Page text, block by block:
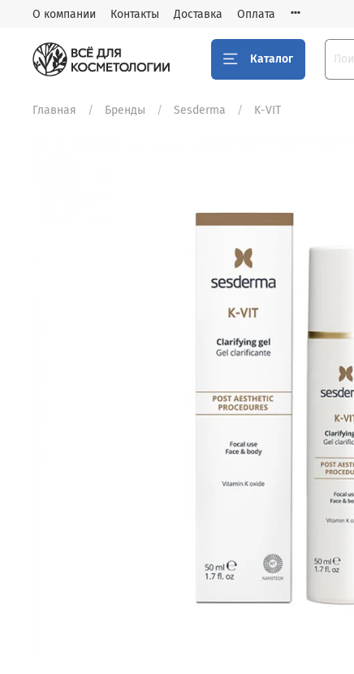
О компании Контакты Доставка Оплата
Каталог
Главная Бренды Sesderma K-VIT